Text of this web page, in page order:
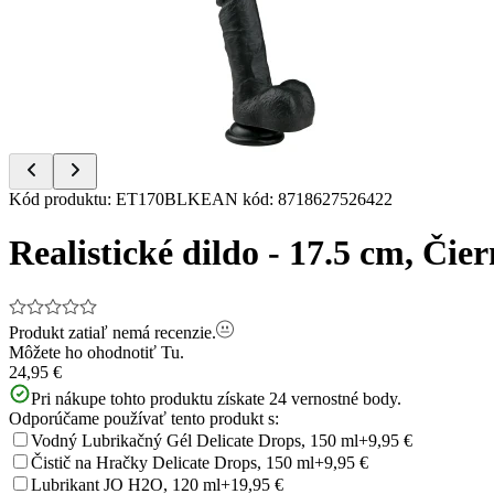
Item
of
Kód produktu: ET170BLKEAN kód: 8718627526422
Realistické dildo - 17.5 cm,
Produkt zatiaľ nemá recenzie.
Môžete ho ohodnotiť Tu.
24,95 €
Pri nákupe tohto produktu získate 24 vernostné body.
Odporúčame používať tento produkt s:
Vodný Lubrikačný Gél Delicate Drops, 150 ml+9,95 €
Čistič na Hračky Delicate Drops, 150 ml+9,95 €
Lubrikant JO H2O, 120 ml+19,95 €